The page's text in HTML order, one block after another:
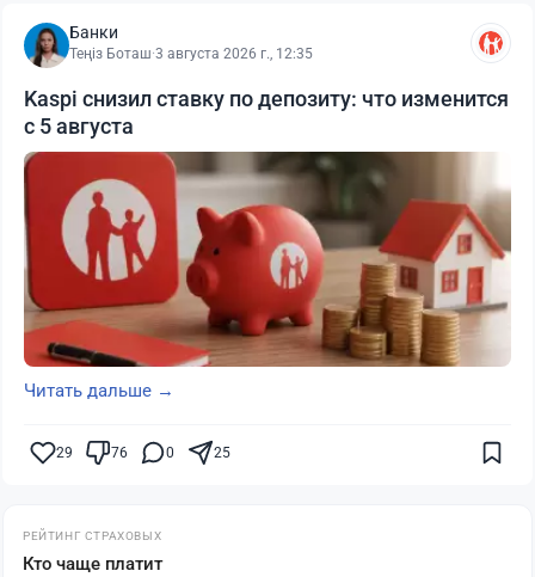
Банки
Теңіз Боташ·3 августа 2026 г., 12:35
Kaspi снизил ставку по депозиту: что изменится
с 5 августа
Читать дальше →
29 76 0 25
РЕЙТИНГ СТРАХОВЫХ
Кто чаще платит